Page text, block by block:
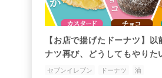
【お店で揚げたドーナツ】
ナツ再び、どうしてもやりた
セブンイレブン ドーナツ 油